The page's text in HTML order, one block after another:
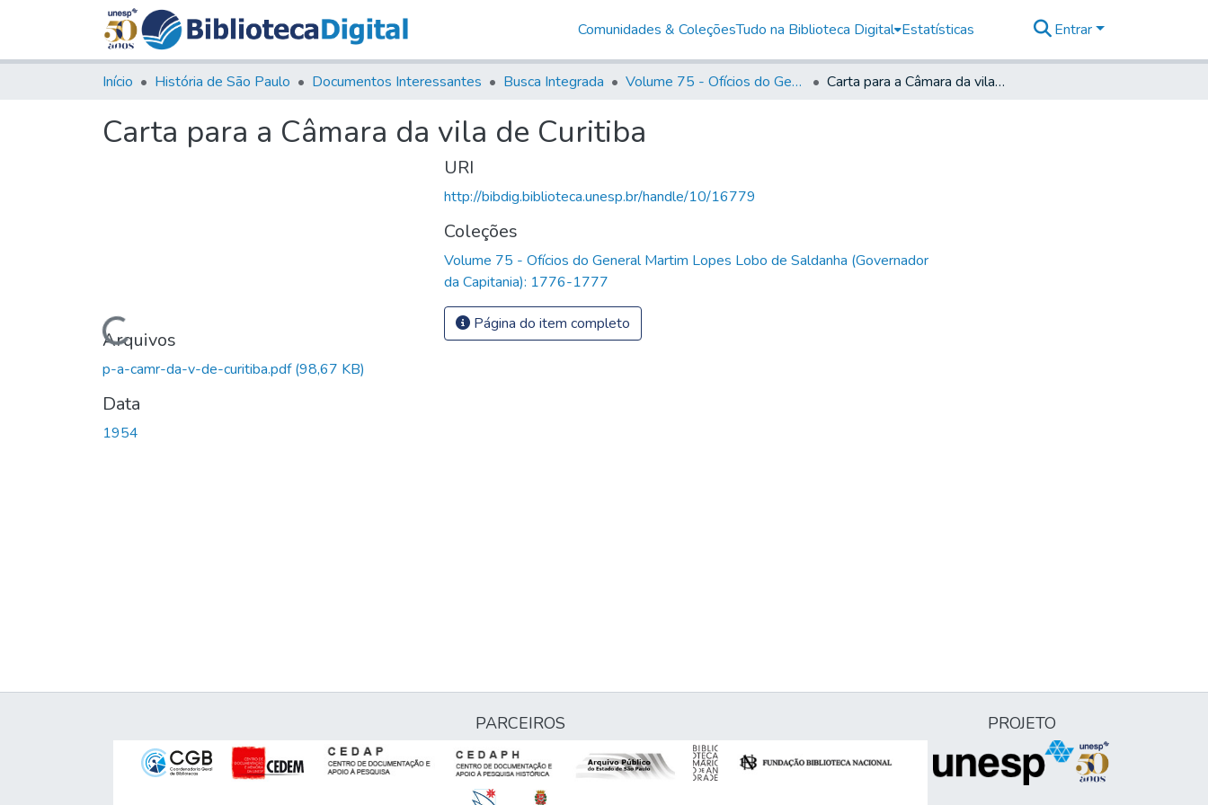
Comunidades & ColeçõesTudo na Biblioteca Digital Estatísticas Entrar
Início História de São Paulo Documentos Interessantes Busca Integrada Volume 75 - Ofícios do General Martim Lopes Lobo de Saldanha (Governador da Capitania): 1776-1777 Carta para a Câmara da vila de Curitiba
Carta para a Câmara da vila de Curitiba
Carregando...
Arquivos
p-a-camr-da-v-de-curitiba.pdf(98,67 KB)
Data
1954
URI
http://bibdig.biblioteca.unesp.br/handle/10/16779
Coleções
Volume 75 - Ofícios do General Martim Lopes Lobo de Saldanha (Governador
da Capitania): 1776-1777
Página do item completo
PARCEIROS PROJETO